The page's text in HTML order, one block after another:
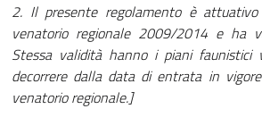
2. Il presente regolamento è
venatorio regionale 2009/2014 e ha
Stessa validità hanno i piani faunistici
decorrere dalla data di entrata in
venatorio regionale.]